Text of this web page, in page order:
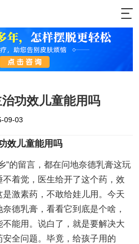
功效儿童能用吗
09-03
效儿童能用吗
”的留言，都在问地奈德乳膏这玩
着觉，医生给开了这个药，效
激素药，不敢给娃儿用。今天
德乳膏，看看它到底是个啥，
能用。说白了，就是要解决大
全问题。毕竟，给孩子用的